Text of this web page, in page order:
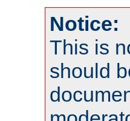
Notice:
This is
should